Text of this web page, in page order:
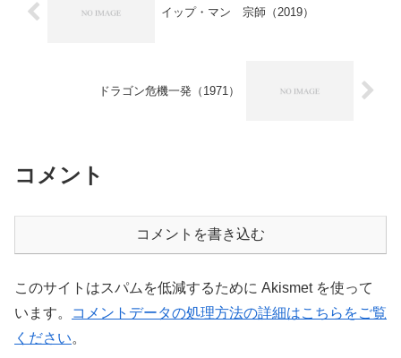
イップ・マン 宗師（2019）
ドラゴン危機一発（1971）
コメント
コメントを書き込む
このサイトはスパムを低減するために Akismet を使って
います。
コメントデータの処理方法の詳細はこちらをご覧
ください。